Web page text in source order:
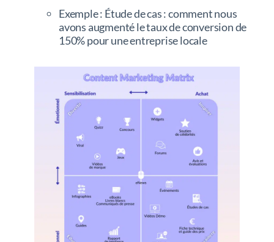
Exemple : Étude de cas : comment nous
avons augmenté le taux de conversion de
150% pour une entreprise locale